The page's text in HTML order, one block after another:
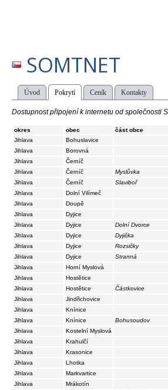
SOMTNET
Úvod Pokrytí Ceník Kontakty
Dostupnost připojení k internetu od společnosti
okres obec část obce
Jihlava
Bohuslavice
Jihlava
Borovná
Jihlava
Černíč
Jihlava
Černíč Myslůvka
Jihlava
Černíč Slaviboř
Jihlava
Dolní Vilímeč
Jihlava
Doupě
Jihlava
Dyjice
Jihlava
Dyjice Dolní Dvorce
Jihlava
Dyjice Dyjička
Jihlava
Dyjice Rozsičky
Jihlava
Dyjice Stranná
Jihlava
Horní Myslová
Jihlava
Hostětice
Jihlava
Hostětice Částkovice
Jihlava
Jindřichovice
Jihlava
Knínice
Jihlava
Knínice Bohusoudov
Jihlava
Kostelní Myslová
Jihlava
Krahulčí
Jihlava
Krasonice
Jihlava
Lhotka
Jihlava
Markvartice
Jihlava
Mrákotín